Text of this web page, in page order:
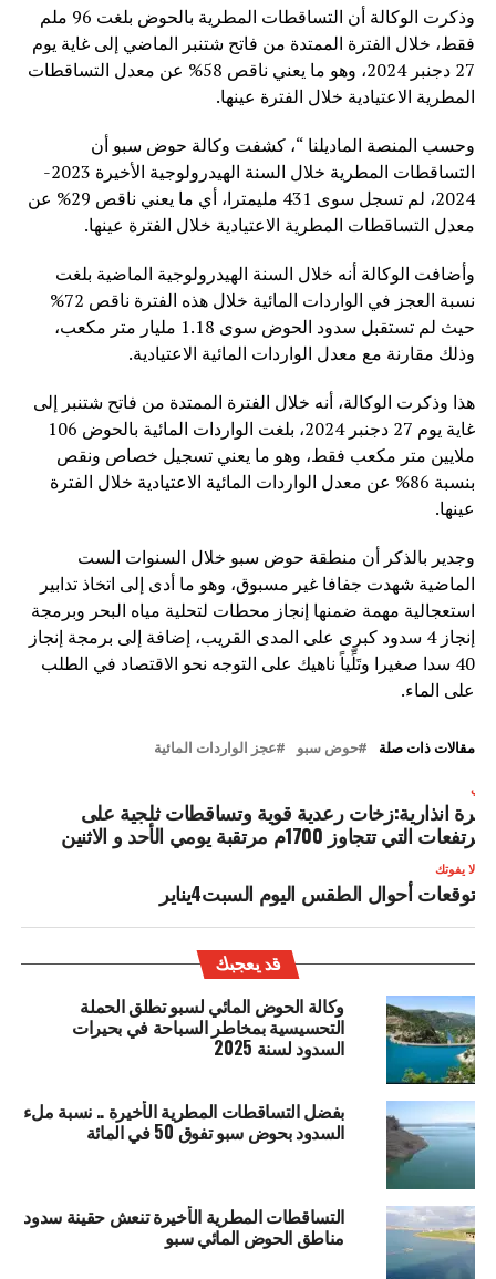
وذكرت الوكالة أن التساقطات المطرية بالحوض بلغت 96 ملم
فقط، خلال الفترة الممتدة من فاتح شتنبر الماضي إلى غاية يوم
27 دجنبر 2024، وهو ما يعني ناقص 58% عن معدل التساقطات
المطرية الاعتيادية خلال الفترة عينها.
وحسب المنصة الماديلنا “، كشفت وكالة حوض سبو أن
التساقطات المطرية خلال السنة الهيدرولوجية الأخيرة 2023-
2024، لم تسجل سوى 431 مليمترا، أي ما يعني ناقص 29% عن
معدل التساقطات المطرية الاعتيادية خلال الفترة عينها.
وأضافت الوكالة أنه خلال السنة الهيدرولوجية الماضية بلغت
نسبة العجز في الواردات المائية خلال هذه الفترة ناقص 72%
حيث لم تستقبل سدود الحوض سوى 1.18 مليار متر مكعب،
وذلك مقارنة مع معدل الواردات المائية الاعتيادية.
هذا وذكرت الوكالة، أنه خلال الفترة الممتدة من فاتح شتنبر إلى
غاية يوم 27 دجنبر 2024، بلغت الواردات المائية بالحوض 106
ملايين متر مكعب فقط، وهو ما يعني تسجيل خصاص ونقص
بنسبة 86% عن معدل الواردات المائية الاعتيادية خلال الفترة
عينها.
وجدير بالذكر أن منطقة حوض سبو خلال السنوات الست
الماضية شهدت جفافا غير مسبوق، وهو ما أدى إلى اتخاذ تدابير
استعجالية مهمة ضمنها إنجاز محطات لتحلية مياه البحر وبرمجة
إنجاز 4 سدود كبرى على المدى القريب، إضافة إلى برمجة إنجاز
40 سدا صغيرا وتَلِّياً ناهيك على التوجه نحو الاقتصاد في الطلب
على الماء.
مقالات ذات صلة حوض سبو عجز الواردات المائية
انذارية:زخات رعدية قوية وتساقطات ثلجية على
التي تتجاوز 1700م مرتقبة يومي الأحد و الاثنين
لا يفوتك
توقعات أحوال الطقس اليوم السبت4يناير
قد يعجبك
وكالة الحوض المائي لسبو تطلق الحملة
التحسيسية بمخاطر السباحة في بحيرات
السدود لسنة 2025
بفضل التساقطات المطرية الأخيرة .. نسبة ملء
السدود بحوض سبو تفوق 50 في المائة
التساقطات المطرية الأخيرة تنعش حقينة سدود
مناطق الحوض المائي سبو